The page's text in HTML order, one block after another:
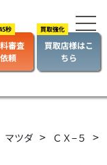
審査
依頼
買取店様はこ
ちら
マツダ > ＣＸ−５ >